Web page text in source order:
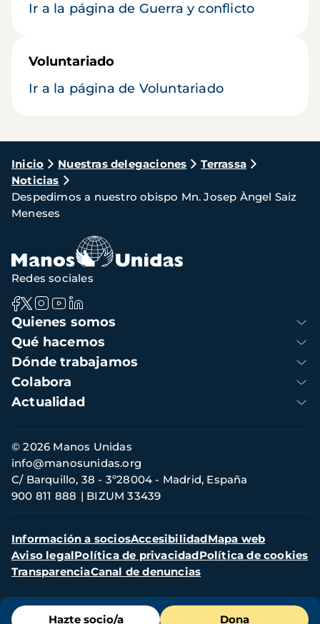
Ir a la página de Guerra y conflicto
Voluntariado
Ir a la página de Voluntariado
Ruta
de
navegación
Inicio Nuestras delegaciones
Terrassa
Noticias
Despedimos a nuestro obispo Mn. Josep Àngel Saiz
Meneses
Menú
Hazte socio/a Dona
Navegación
principal
Quienes somos
Qué hacemos
Dónde trabajamos
Colabora
Actualidad
Redes sociales
Información
de
contacto
© 2026 Manos Unidas
C/ Barquillo, 38 - 3º28004 - Madrid, España
900 811 888
BIZUM 33439
info@manosunidas.org
Menú
secundario
Información a sociosAccesibilidadMapa web
Aviso legalPolítica de privacidadPolítica de cookies
TransparenciaCanal de denuncias